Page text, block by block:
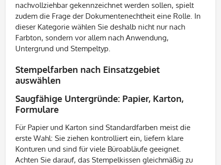
nachvollziehbar gekennzeichnet werden sollen, spielt
zudem die Frage der Dokumentenechtheit eine Rolle. In
dieser Kategorie wählen Sie deshalb nicht nur nach
Farbton, sondern vor allem nach Anwendung,
Untergrund und Stempeltyp.
Stempelfarben nach Einsatzgebiet
auswählen
Saugfähige Untergründe: Papier, Karton,
Formulare
Für Papier und Karton sind Standardfarben meist die
erste Wahl: Sie ziehen kontrolliert ein, liefern klare
Konturen und sind für viele Büroabläufe geeignet.
Achten Sie darauf, das Stempelkissen gleichmäßig zu